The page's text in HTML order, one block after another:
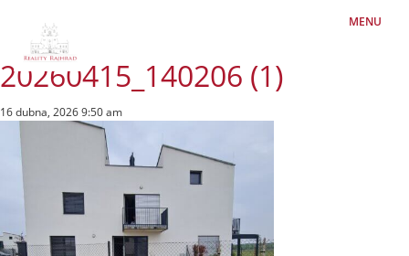
MENU
20260415_140206 (1)
16 dubna, 2026 9:50 am